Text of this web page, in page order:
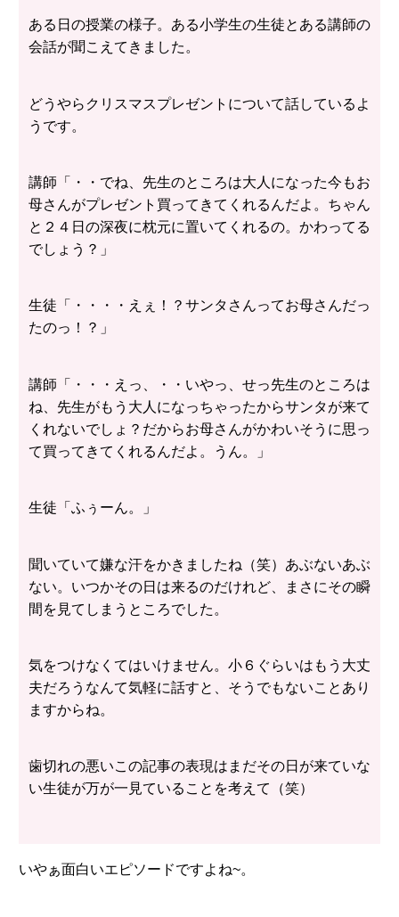
ある日の授業の様子。ある小学生の生徒とある講師の
会話が聞こえてきました。
どうやらクリスマスプレゼントについて話しているよ
うです。
講師「・・でね、先生のところは大人になった今もお
母さんがプレゼント買ってきてくれるんだよ。ちゃん
と２４日の深夜に枕元に置いてくれるの。かわってる
でしょう？」
生徒「・・・・えぇ！？サンタさんってお母さんだっ
たのっ！？」
講師「・・・えっ、・・いやっ、せっ先生のところは
ね、先生がもう大人になっちゃったからサンタが来て
くれないでしょ？だからお母さんがかわいそうに思っ
て買ってきてくれるんだよ。うん。」
生徒「ふぅーん。」
聞いていて嫌な汗をかきましたね（笑）あぶないあぶ
ない。いつかその日は来るのだけれど、まさにその瞬
間を見てしまうところでした。
気をつけなくてはいけません。小６ぐらいはもう大丈
夫だろうなんて気軽に話すと、そうでもないことあり
ますからね。
歯切れの悪いこの記事の表現はまだその日が来ていな
い生徒が万が一見ていることを考えて（笑）
いやぁ面白いエピソードですよね~。